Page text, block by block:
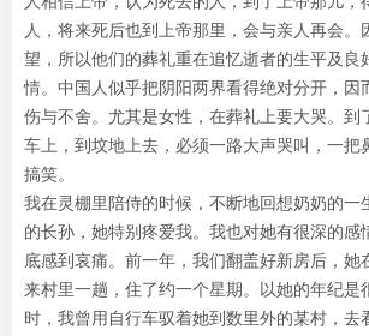
人，将来死后也到上帝那里，会与亲人再会。
望，所以他们的葬礼重在追忆逝者的生平及良
情。中国人似乎把阴阳两界看得绝对分开，因
伤与不舍。尤其是女性，在葬礼上要大哭。到
车上，到坟地上去，必须一路大声哭叫，一把
搞笑。
我在灵棚里陪侍的时候，不断地回想奶奶的一
的长孙，她特别疼爱我。我也对她有很深的感
底感到哀痛。前一年，我们翻盖好新房后，她
来村里一趟，住了约一个星期。以她的年纪是
时，我曾用自行车驭着她到数里外的某村，去